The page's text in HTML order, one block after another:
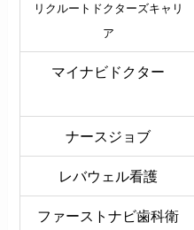
リクルートドクターズキャリ
ア
マイナビドクター
ナースジョブ
レバウェル看護
ファーストナビ歯科衛